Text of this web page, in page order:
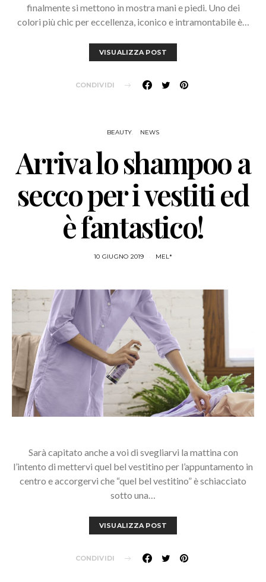
finalmente si mettono in mostra mani e piedi. Uno dei
colori più chic per eccellenza, iconico e intramontabile è…
VISUALIZZA POST
CONDIVIDI
BEAUTY NEWS
Arriva lo shampoo a
secco per i vestiti ed
è fantastico!
10 GIUGNO 2019 MEL*
Sarà capitato anche a voi di svegliarvi la mattina con
l’intento di mettervi quel bel vestitino per l’appuntamento in
centro e accorgervi che “quel bel vestitino” è schiacciato
sotto una…
VISUALIZZA POST
CONDIVIDI